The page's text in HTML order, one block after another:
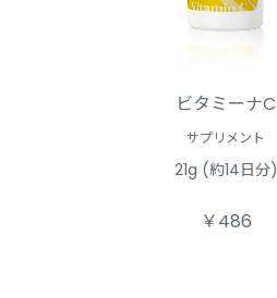
ビタミーナC
サプリメント
21g (約14日分)
￥486